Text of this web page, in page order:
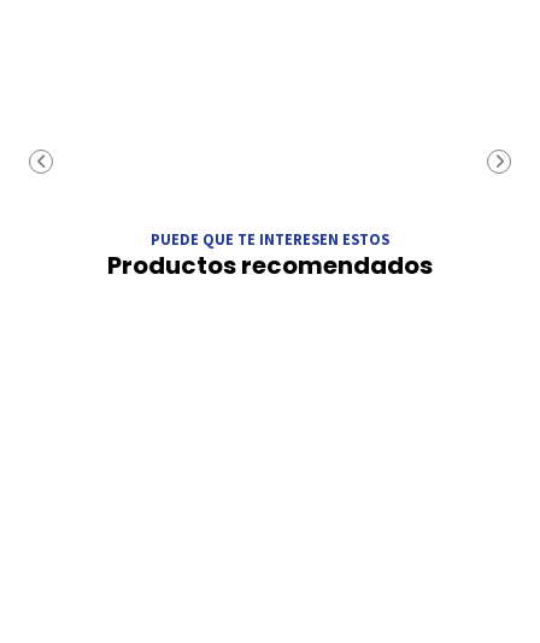
PUEDE QUE TE INTERESEN ESTOS
Productos recomendados